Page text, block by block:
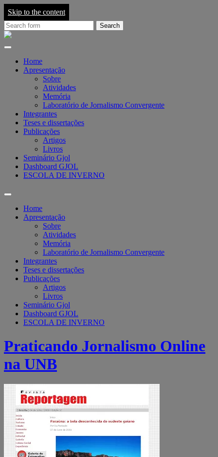
Skip to the content
Search
for:Grupo
em
Jornalismo
Home
Apresentação
Sobre
Atividades
Memória
Laboratório de Jornalismo Convergente
Integrantes
Teses e dissertações
Publicações
Artigos
Livros
Seminário Gjol
Dashboard GJOL
ESCOLA DE INVERNO
Toggle
search
field
Home
Apresentação
Sobre
Atividades
Memória
Laboratório de Jornalismo Convergente
Integrantes
Teses e dissertações
Publicações
Artigos
Livros
Seminário Gjol
Dashboard GJOL
ESCOLA DE INVERNO
Praticando Jornalismo Online
na UNB